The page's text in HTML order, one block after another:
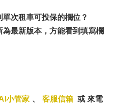
次租車可投保的欄位？
最新版本，方能看到填寫欄
小管家 、 客服信箱 或 來電